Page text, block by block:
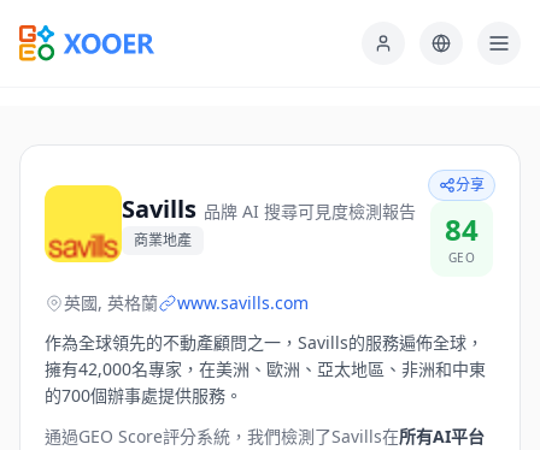
Savills 品牌 AI 搜尋可見度檢測報告
商業地產
分享
84
GEO
英國, 英格蘭
www.savills.com
作為全球領先的不動產顧問之一，Savills的服務遍佈全球，
擁有42,000名專家，在美洲、歐洲、亞太地區、非洲和中東
的700個辦事處提供服務。
通過GEO Score評分系統，我們檢測了Savills在所有AI平台